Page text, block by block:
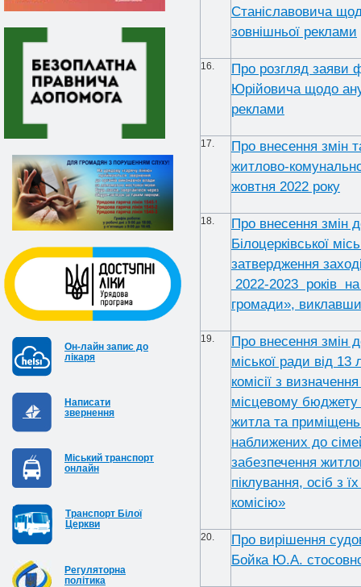
Он-лайн запис до
лікаря
Написати
звернення
Міський транспорт
онлайн
Транспорт Білої
Церкви
Регуляторна
політика
Станіславовича
зовнішньої реклами
16.
Про розгляд заяви
Юрійовича щодо
реклами
17.
Про внесення змін
житлово-
жовтня 2022 року
18.
Про внесення змін
Білоцерківської
затвердження
2022-2023 років на
громади», виклавши
19.
Про внесення змін
міської ради від
комісії з
місцевому бюджету
житла та
наближених до
забезпечення
піклування, осіб з
комісію»
20.
Про вирішення
Бойка Ю.А.